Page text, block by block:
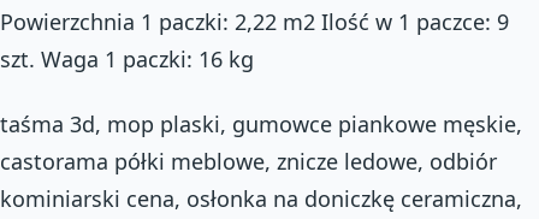
Powierzchnia 1 paczki: 2,22 m2 Ilość w 1 paczce: 9
szt. Waga 1 paczki: 16 kg
taśma 3d, mop plaski, gumowce piankowe męskie,
castorama półki meblowe, znicze ledowe, odbiór
kominiarski cena, osłonka na doniczkę ceramiczna,